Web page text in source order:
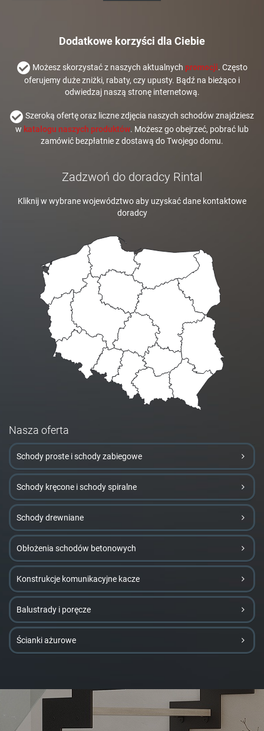
Dodatkowe korzyści dla Ciebie
Możesz skorzystać z naszych aktualnych promocji. Często
oferujemy duże zniżki, rabaty, czy upusty. Bądź na bieżąco i
odwiedzaj naszą stronę internetową.
Szeroką ofertę oraz liczne zdjęcia naszych schodów znajdziesz
w katalogu naszych produktów. Możesz go obejrzeć, pobrać lub
zamówić bezpłatnie z dostawą do Twojego domu.
Zadzwoń do doradcy Rintal
Kliknij w wybrane województwo aby uzyskać dane kontaktowe
doradcy
Nasza oferta
Schody proste i schody zabiegowe
Schody kręcone i schody spiralne
Schody drewniane
Obłożenia schodów betonowych
Konstrukcje komunikacyjne kacze
Balustrady i poręcze
Ścianki ażurowe